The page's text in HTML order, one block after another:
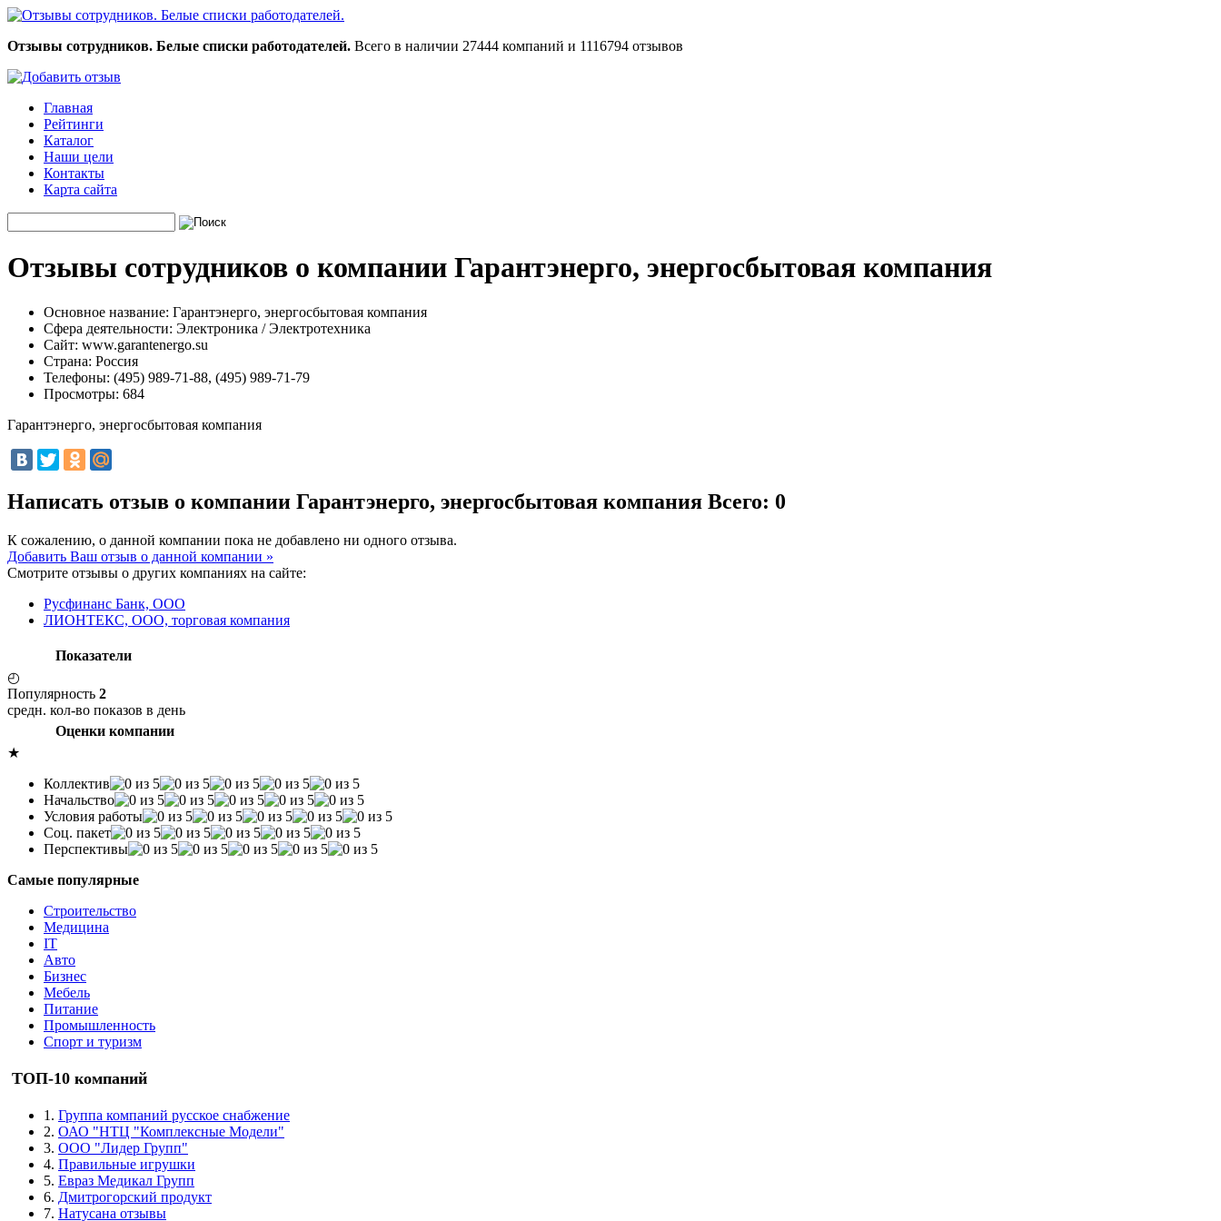
Отзывы сотрудников. Белые списки работодателей. Всего в наличии 27444 компаний и 1116794 отзывов
Главная
Рейтинги
Каталог
Наши цели
Контакты
Карта сайта
Отзывы сотрудников о компании Гарантэнерго, энергосбытовая компания
Основное название: Гарантэнерго, энергосбытовая компания
Сфера деятельности: Электроника / Электротехника
Сайт: www.garantenergo.su
Страна: Россия
Телефоны: (495) 989-71-88, (495) 989-71-79
Просмотры: 684
Гарантэнерго, энергосбытовая компания
Написать отзыв о компании Гарантэнерго, энергосбытовая компания Всего: 0
К сожалению, о данной компании пока не добавлено ни одного отзыва.
Добавить Ваш отзыв о данной компании »
Смотрите отзывы о других компаниях на сайте:
Русфинанс Банк, ООО
ЛИОНТЕКС, ООО, торговая компания
Показатели
◴
Популярность 2
средн. кол-во показов в день
Оценки компании
★
Коллектив
Начальство
Условия работы
Соц. пакет
Перспективы
Самые популярные
Строительство
Медицина
IT
Авто
Бизнес
Мебель
Питание
Промышленность
Спорт и туризм
ТОП-10 компаний
1. Группа компаний русское снабжение
2. ОАО "НТЦ "Комплексные Модели"
3. ООО "Лидер Групп"
4. Правильные игрушки
5. Евраз Медикал Групп
6. Дмитрогорский продукт
7. Натусана отзывы